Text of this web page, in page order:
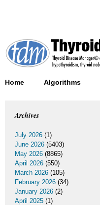
Home Algorithms
Archives
July 2026 (1)
June 2026 (5403)
May 2026 (8865)
April 2026 (550)
March 2026 (105)
February 2026 (34)
January 2026 (2)
April 2025 (1)